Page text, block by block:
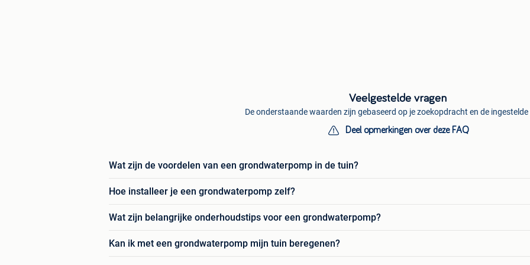
Veelgestelde vragen
De onderstaande waarden zijn gebaseerd op je zoekopdracht en de
Deel opmerkingen over deze FAQ
Wat zijn de voordelen van een grondwaterpomp in de tuin?
Hoe installeer je een grondwaterpomp zelf?
Wat zijn belangrijke onderhoudstips voor een grondwaterpomp?
Kan ik met een grondwaterpomp mijn tuin beregenen?